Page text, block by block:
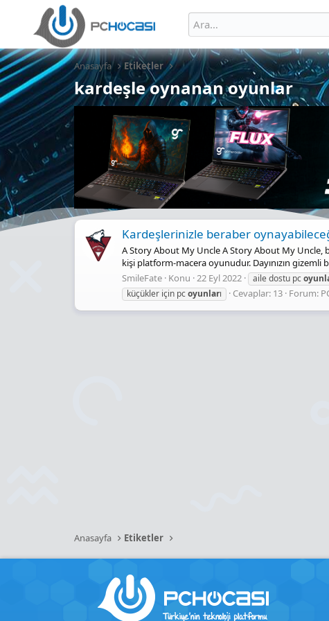
Anasayfa Etiketler
kardeşle oynanan oyunlar
Kardeşlerinizle beraber
A Story About My Uncle A Story About My Uncle,
kişi platform-macera oyunudur. Dayınızın gizemli
SmileFate Konu 22 Eyl 2022 aile dostu pc
küçükler için pcoyunları Cevaplar: 13 Forum:
Anasayfa Etiketler